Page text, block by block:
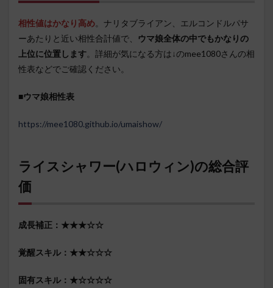
相性値はかなり高め。ナリタブライアン、エルコンドルパサ
ーあたりと近い相性合計値で、
ウマ娘全体の中でもかなりの
上位に位置します。詳細が気になる方は↓のmee1080さんの相
性表などでご確認ください。
■ウマ娘相性表
https://mee1080.github.io/umaishow/
ライスシャワー(ハロウィン)の総合評
価
成長補正：★★★☆☆
覚醒スキル：★★☆☆☆
固有スキル：★☆☆☆☆